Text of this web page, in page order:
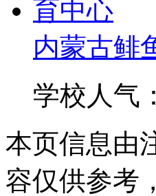
内蒙古鲱
学校人气
本页信息由
容仅供参考